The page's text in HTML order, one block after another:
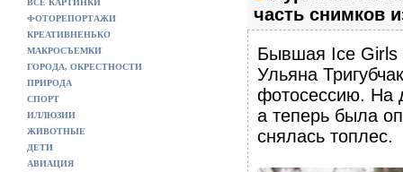
ВСЕ КАРТИНКИ
ФОТОРЕПОРТАЖИ
КРЕАТИВНЕНЬКО
МАКРОСЪЕМКИ
ГОРОДА, ОКРЕСТНОСТИ
ПРИРОДА
СПОРТ
ИЛЛЮЗИИ
ЖИВОТНЫЕ
ДЕТИ
АВИАЦИЯ
часть снимков
Бывшая Ice Girls
Ульяна
фотосессию. На
а теперь была
снялась топлес.